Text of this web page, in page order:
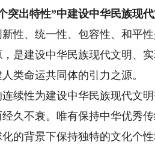
突出特性”中建设中华民族现代
、统一性、包容性、和平性
是建设中华民族现代文明、
类命运共同体的引力之源。
性为建设中华民族现代文明
久不衰。唯有保持中华优秀
的背景下保持独特的文化个